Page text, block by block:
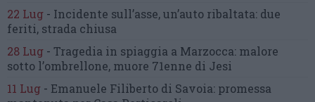
22 Lug - Incidente sull’asse, un’auto ribaltata: due
feriti, strada chiusa
28 Lug - Tragedia in spiaggia a Marzocca: malore
sotto l’ombrellone, muore 71enne di Jesi
11 Lug - Emanuele Filiberto di Savoia: promessa